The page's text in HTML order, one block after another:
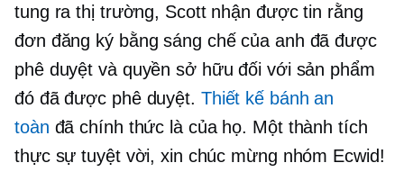
tung ra thị trường, Scott nhận được tin rằng
đơn đăng ký bằng sáng chế của anh đã được
phê duyệt và quyền sở hữu đối với sản phẩm
đó đã được phê duyệt. Thiết kế bánh an
toàn đã chính thức là của họ. Một thành tích
thực sự tuyệt vời, xin chúc mừng nhóm Ecwid!